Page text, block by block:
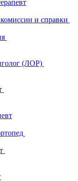
и справки
(ЛОР)